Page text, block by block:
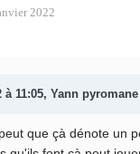
2022
à 11:05, Yann pyromane
que çà dénote un